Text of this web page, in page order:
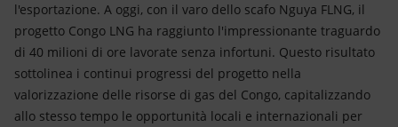
l'esportazione. A oggi, con il varo dello scafo Nguya FLNG, il
progetto Congo LNG ha raggiunto l'impressionante traguardo
di 40 milioni di ore lavorate senza infortuni. Questo risultato
sottolinea i continui progressi del progetto nella
valorizzazione delle risorse di gas del Congo, capitalizzando
allo stesso tempo le opportunità locali e internazionali per